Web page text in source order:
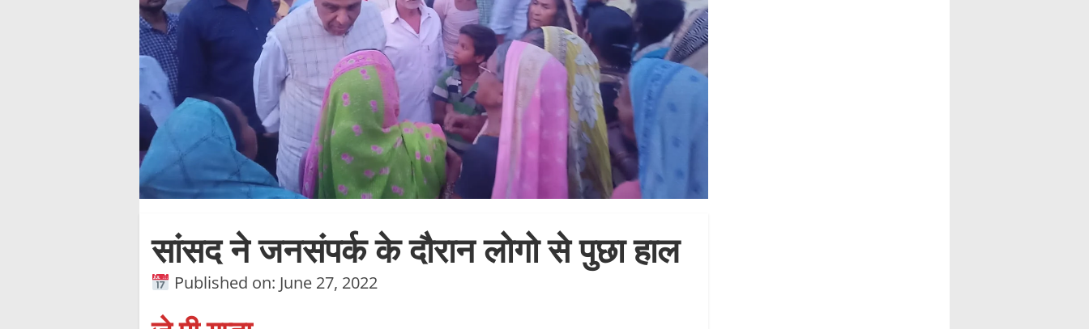
सांसद ने जनसंपर्क के दौरान लोगो से पुछा हाल
Published on: June 27, 2022